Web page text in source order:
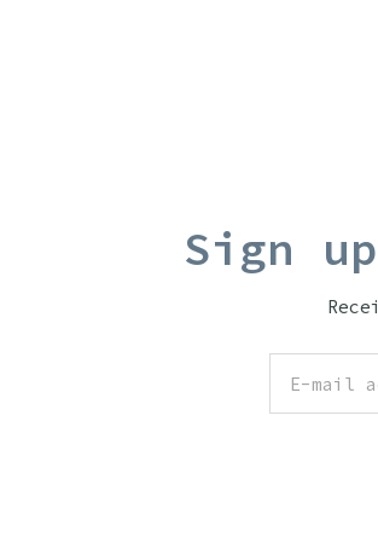
Sign